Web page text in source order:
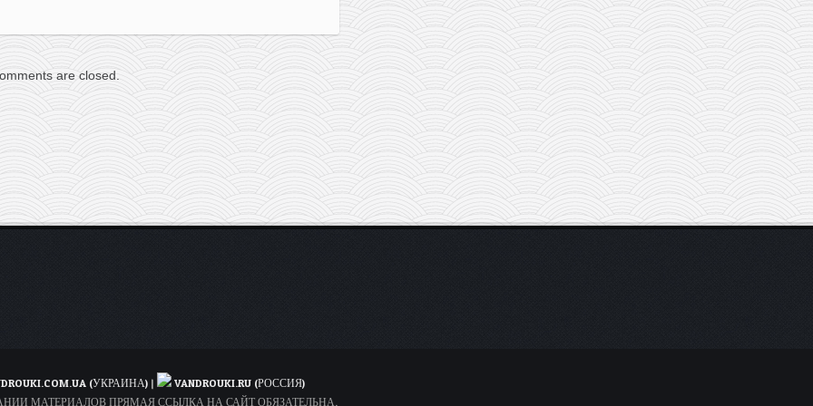
are closed.
(УКРАИНА) |
VANDROUKI.RU (РОССИЯ)
МАТЕРИАЛОВ ПРЯМАЯ ССЫЛКА НА САЙТ ОБЯЗАТЕЛЬНА.